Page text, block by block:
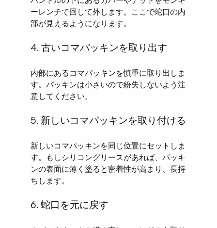
ーレンチで回して外します。ここで蛇口の内
部が見えるようになります。
4. 古いコマパッキンを取り出す
内部にあるコマパッキンを慎重に取り出しま
す。パッキンは小さいので紛失しないよう注
意してください。
5. 新しいコマパッキンを取り付ける
新しいコマパッキンを同じ位置にセットしま
す。もしシリコングリースがあれば、パッキ
ンの表面に薄く塗ると密着性が高まり、長持
ちします。
6. 蛇口を元に戻す